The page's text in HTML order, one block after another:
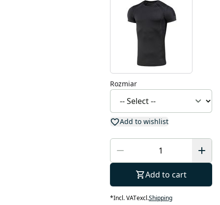
Rozmiar
Add to wishlist
Add to cart
*Incl. VATexcl.Shipping